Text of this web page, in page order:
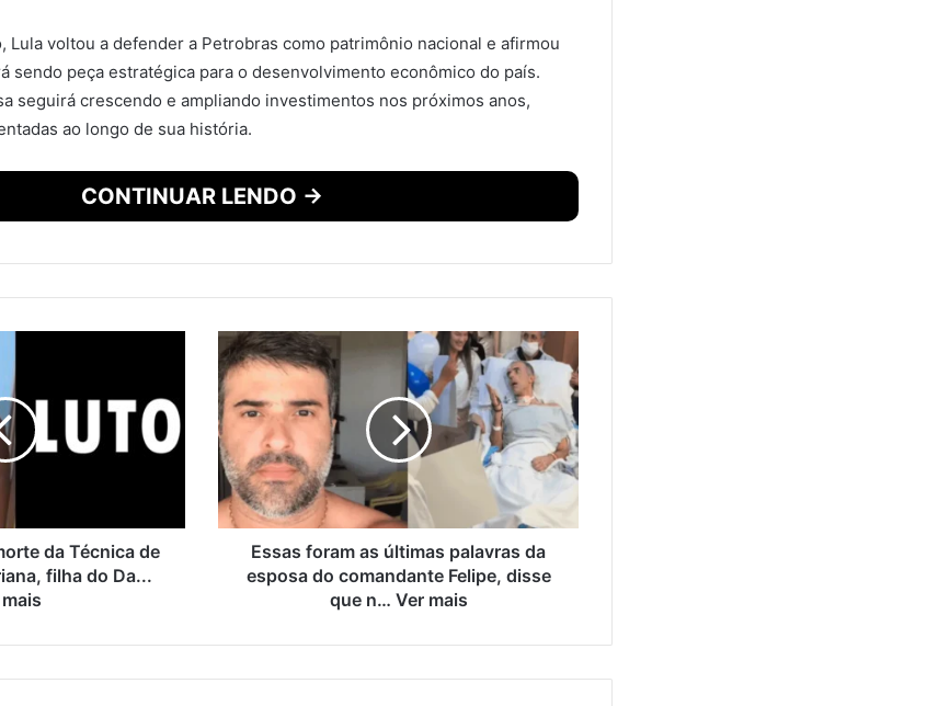
Lula voltou a defender a Petrobras como patrimônio nacional e afirmou
sendo peça estratégica para o desenvolvimento econômico do país.
seguirá crescendo e ampliando investimentos nos próximos anos,
ao longo de sua história.
CONTINUAR LENDO →
da Técnica de
filha do Da...
Essas foram as últimas palavras da
esposa do comandante Felipe, disse
que n… Ver mais